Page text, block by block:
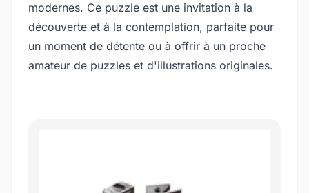
modernes. Ce puzzle est une invitation à la
découverte et à la contemplation, parfaite pour
un moment de détente ou à offrir à un proche
amateur de puzzles et d'illustrations originales.